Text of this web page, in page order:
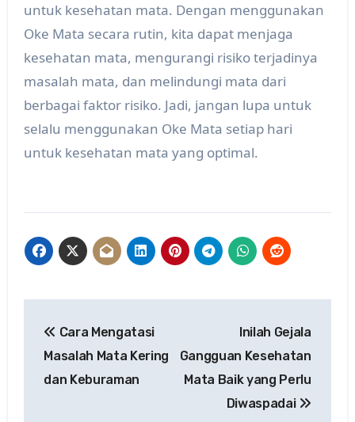
untuk kesehatan mata. Dengan menggunakan
Oke Mata secara rutin, kita dapat menjaga
kesehatan mata, mengurangi risiko terjadinya
masalah mata, dan melindungi mata dari
berbagai faktor risiko. Jadi, jangan lupa untuk
selalu menggunakan Oke Mata setiap hari
untuk kesehatan mata yang optimal.
navigation
Cara Mengatasi
Masalah Mata Kering
dan Keburaman
Inilah Gejala
Gangguan Kesehatan
Mata Baik yang Perlu
Diwaspadai